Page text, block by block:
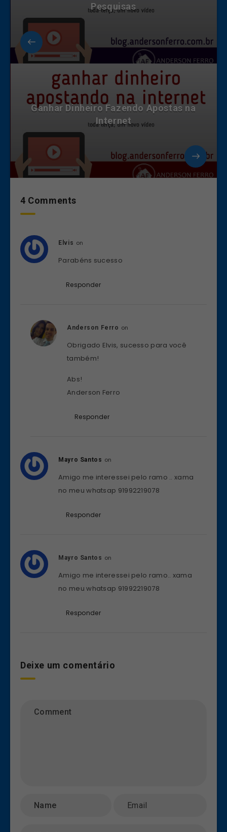
Pesquisas
Ganhar Dinheiro Fazendo Apostas na
Internet
4 Comments
Elvis on
Parabéns sucesso
Responder
Anderson Ferro on
Obrigado Elvis, sucesso para você
também!
Abs!
Anderson Ferro
Responder
Mayro Santos on
Amigo me interessei pelo ramo .. xama
no meu whatsap 91992219078
Responder
Mayro Santos on
Amigo me interessei pelo ramo.. xama
no meu whatsap 91992219078
Responder
Deixe um comentário